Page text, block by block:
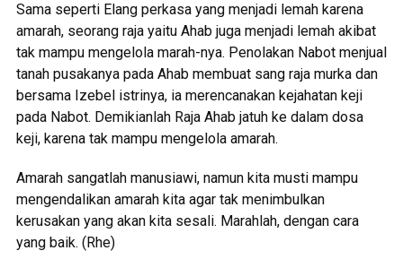
Sama seperti Elang perkasa yang menjadi lemah karena
amarah, seorang raja yaitu Ahab juga menjadi lemah akibat
tak mampu mengelola marah-nya. Penolakan Nabot menjual
tanah pusakanya pada Ahab membuat sang raja murka dan
bersama Izebel istrinya, ia merencanakan kejahatan keji
pada Nabot. Demikianlah Raja Ahab jatuh ke dalam dosa
keji, karena tak mampu mengelola amarah.
Amarah sangatlah manusiawi, namun kita musti mampu
mengendalikan amarah kita agar tak menimbulkan
kerusakan yang akan kita sesali. Marahlah, dengan cara
yang baik. (Rhe)